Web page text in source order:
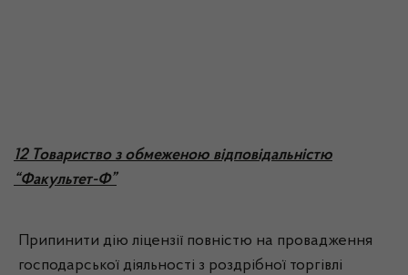
12 Товариство з обмеженою відповідальністю
“Факультет-Ф”
Припинити дію ліцензії повністю на провадження
господарської діяльності з роздрібної торгівлі